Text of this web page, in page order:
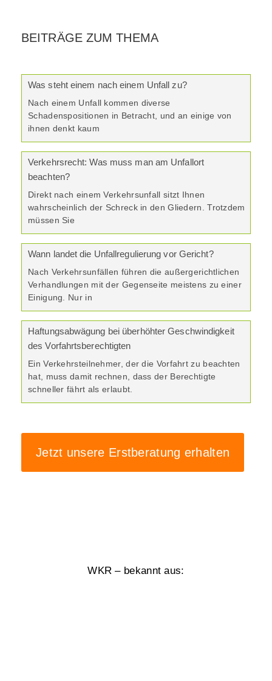
BEITRÄGE ZUM THEMA
Was steht einem nach einem Unfall zu?
Nach einem Unfall kommen diverse
Schadenspositionen in Betracht, und an einige von
ihnen denkt kaum
Verkehrsrecht: Was muss man am Unfallort
beachten?
Direkt nach einem Verkehrsunfall sitzt Ihnen
wahrscheinlich der Schreck in den Gliedern. Trotzdem
müssen Sie
Wann landet die Unfallregulierung vor Gericht?
Nach Verkehrsunfällen führen die außergerichtlichen
Verhandlungen mit der Gegenseite meistens zu einer
Einigung. Nur in
Haftungsabwägung bei überhöhter Geschwindigkeit
des Vorfahrtsberechtigten
Ein Verkehrsteilnehmer, der die Vorfahrt zu beachten
hat, muss damit rechnen, dass der Berechtigte
schneller fährt als erlaubt.
Jetzt unsere Erstberatung erhalten
WKR – bekannt aus: